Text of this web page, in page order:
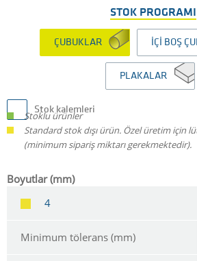
STOK PROGRAMI
ÇUBUKLAR İÇI BOŞ
PLAKALAR
Stok kalemleri
Stoklu ürünler
Standard stok dışı ürün. Özel üretim için
(minimum sipariş miktarı gerekmektedir).
Boyutlar (mm)
4
Minimum tölerans (mm)